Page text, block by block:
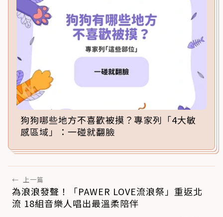
狗狗哪些地方不喜歡被摸？專家列「4大敏
感區域」：一碰就翻臉
← 上一篇
為浪浪發聲！「PAWER LOVE流浪祭」重返北
流 18組音樂人唱出最溫柔陪伴